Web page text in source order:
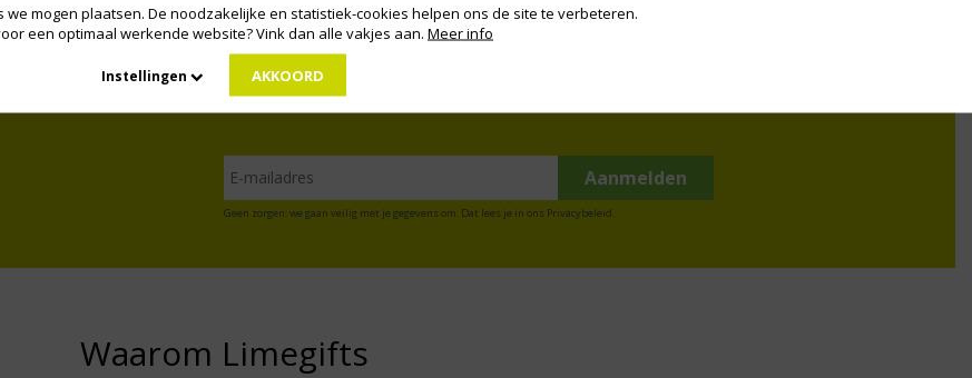
Geen zorgen: we gaan veilig met je gegevens om. Dat lees je in ons Privacybeleid
Waarom Limegifts
we mogen plaatsen. De noodzakelijke en statistiek-cookies helpen ons de site te verbeteren.
een optimaal werkende website? Vink dan alle vakjes aan. Meer info
Instellingen AKKOORD